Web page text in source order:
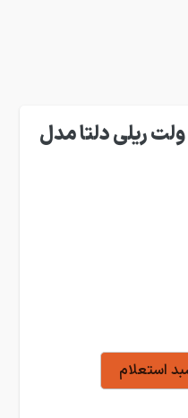
منبع تغذیه 20 آمپر 24 ولت ریلی دلتا مدل
استعلام